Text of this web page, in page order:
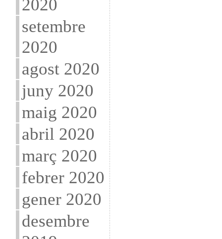
2020
setembre
2020
agost 2020
juny 2020
maig 2020
abril 2020
març 2020
febrer 2020
gener 2020
desembre